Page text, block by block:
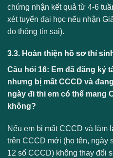
chứng nhận kết quả từ 4-6
xét tuyển đại học nếu nhận
do thông tin sai).
3.3. Hoàn thiện hồ sơ thí
Câu hỏi 16: Em đã đăng ký
nhưng bị mất CCCD và
ngày đi thi em có thể mang
không?
Nếu em bị mất CCCD và làm
trên CCCD mới (họ tên, ngày
12 số CCCD) không thay đổi